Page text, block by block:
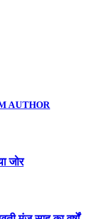
AUTHOR
जोर